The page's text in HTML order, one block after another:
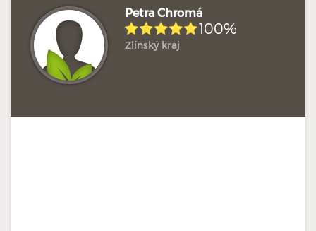
Petra Chromá
100%
Zlínský kraj
Hodnoceno: 1×